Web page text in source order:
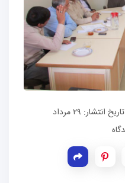
تاریخ انتشار: ۲۹ مرداد